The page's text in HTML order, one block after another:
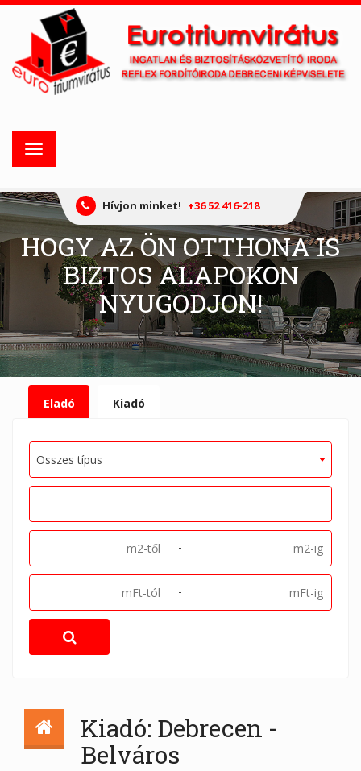
Toggle
navigation
Hívjon minket! +36 52 416-218
HOGY AZ ÖN OTTHONA IS
BIZTOS ALAPOKON
NYUGODJON!
Eladó Kiadó
Összes típus
-
-
Kiadó: Debrecen -
Belváros